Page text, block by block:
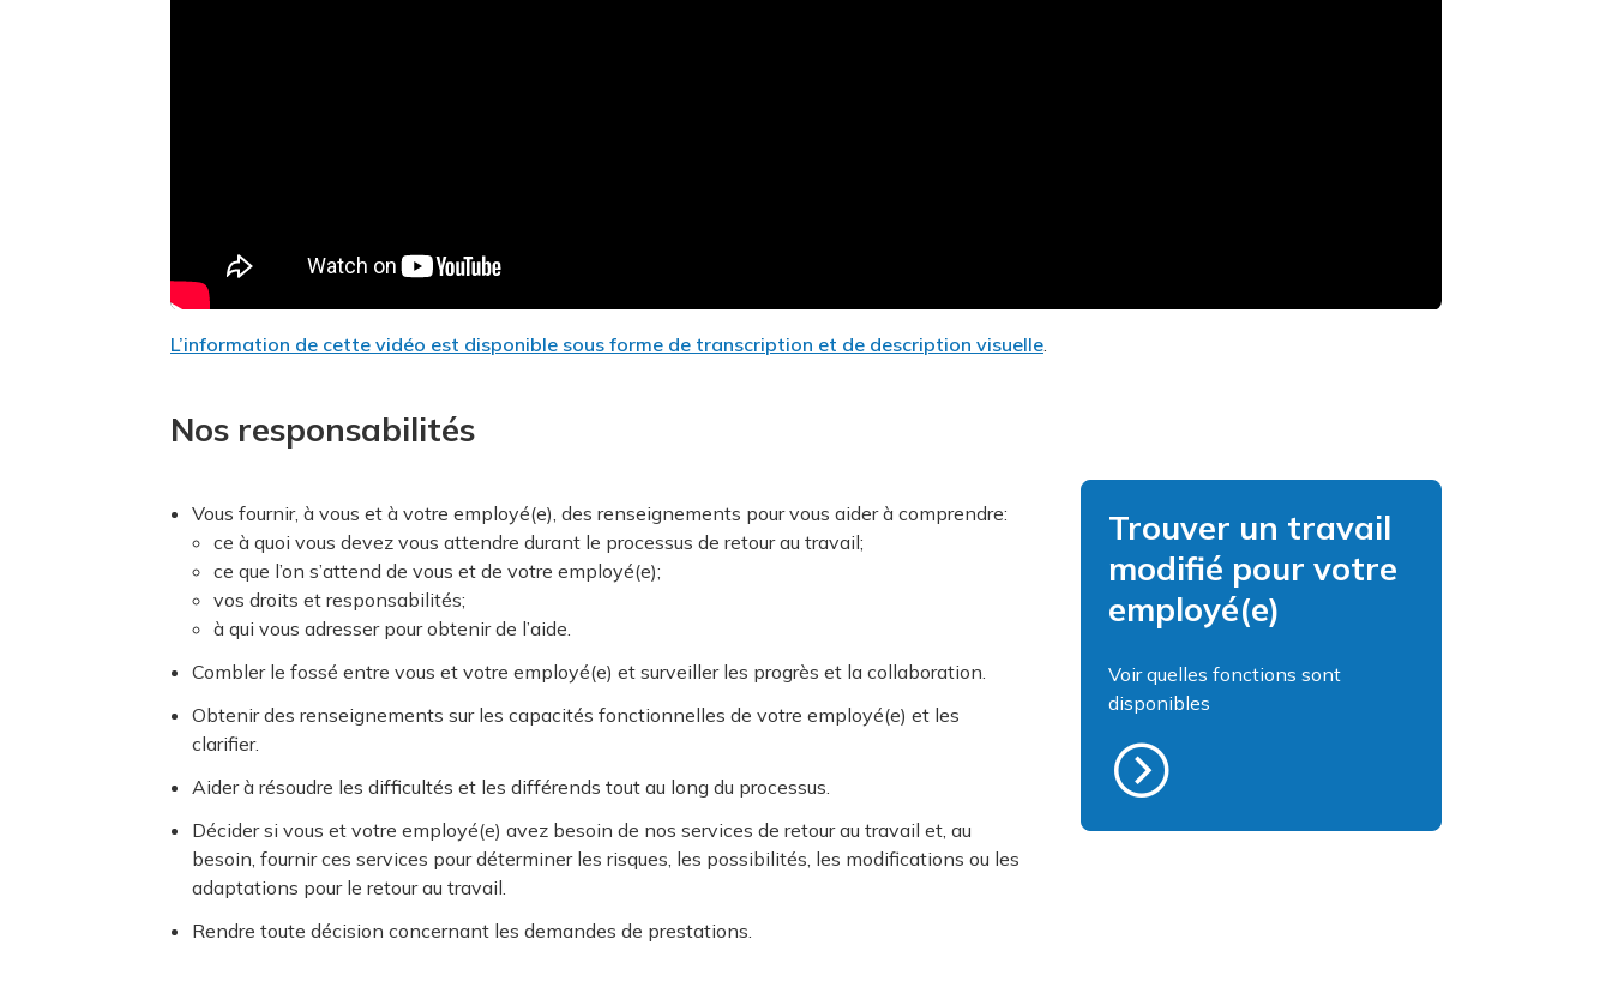
L’information de cette vidéo est disponible sous forme de transcription et de description visuelle
Nos responsabilités
Vous fournir, à vous et à votre employé(e), des renseignements pour vous aider à comprendre:
ce à quoi vous devez vous attendre durant le processus de retour au travail;
ce que l’on s’attend de vous et de votre employé(e);
vos droits et responsabilités;
à qui vous adresser pour obtenir de l’aide.
Combler le fossé entre vous et votre employé(e) et surveiller les progrès et la collaboration.
Obtenir des renseignements sur les capacités fonctionnelles de votre employé(e) et les
clarifier.
Aider à résoudre les difficultés et les différends tout au long du processus.
Décider si vous et votre employé(e) avez besoin de nos services de retour au travail et, au
besoin, fournir ces services pour déterminer les risques, les possibilités, les modifications ou les
adaptations pour le retour au travail.
Rendre toute décision concernant les demandes de prestations.
Trouver un travail
modifié pour votre
employé(e)
Voir quelles fonctions sont
disponibles